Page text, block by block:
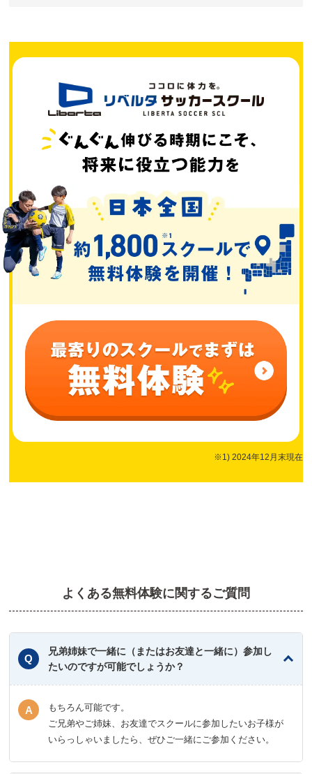
※1) 2024年12月末現在
よくある無料体験に関するご質問
兄弟姉妹で一緒に（またはお友達と一緒に）参加し
たいのですが可能でしょうか？
もちろん可能です。
ご兄弟やご姉妹、お友達でスクールに参加したいお子様が
いらっしゃいましたら、ぜひご一緒にご参加ください。